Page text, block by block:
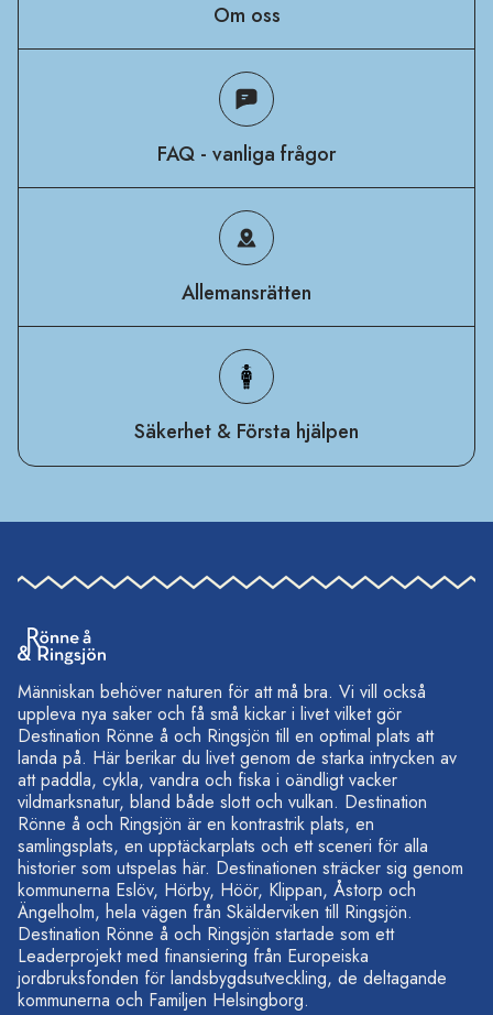
Om oss
FAQ - vanliga frågor
Allemansrätten
Säkerhet & Första hjälpen
Människan behöver naturen för att må bra. Vi vill också
uppleva nya saker och få små kickar i livet vilket gör
Destination Rönne å och Ringsjön till en optimal plats att
landa på. Här berikar du livet genom de starka intrycken av
att paddla, cykla, vandra och fiska i oändligt vacker
vildmarksnatur, bland både slott och vulkan. Destination
Rönne å och Ringsjön är en kontrastrik plats, en
samlingsplats, en upptäckarplats och ett sceneri för alla
historier som utspelas här. Destinationen sträcker sig genom
kommunerna Eslöv, Hörby, Höör, Klippan, Åstorp och
Ängelholm, hela vägen från Skälderviken till Ringsjön.
Destination Rönne å och Ringsjön startade som ett
Leaderprojekt med finansiering från Europeiska
jordbruksfonden för landsbygdsutveckling, de deltagande
kommunerna och Familjen Helsingborg.